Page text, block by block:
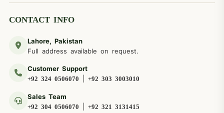
CONTACT INFO
Lahore, Pakistan
Full address available on request.
Customer Support
+92 324 0506070 +92 303 3003010
Sales Team
+92 304 0506070 +92 321 3131415